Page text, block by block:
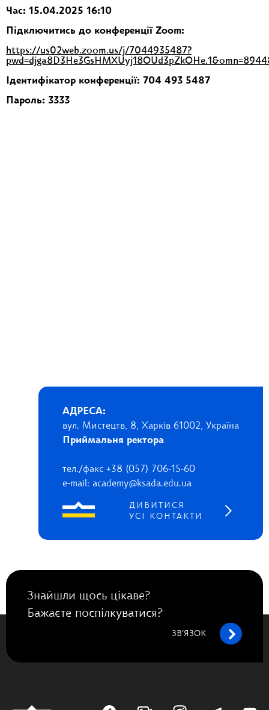
Час: 15.04.2025 16:10
Підключитись до конференції Zoom:
https://us02web.zoom.us/j/7044935487?
Ідентифікатор конференції: 704 493 5487
Пароль: 3333
АДРЕСА:
вул. Мистецтв, 8, Харків 61002, Україна
Приймальня ректора
тел./факс +38 (057) 706-15-60
e-mail: academy@ksada.edu.ua
ДИВИТИСЯ
УСІ КОНТАКТИ
Знайшли щось цікаве?
Бажаєте поспілкуватися?
ЗВ’ЯЗОК